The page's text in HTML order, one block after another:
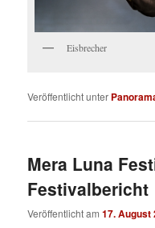
Eisbrecher
Veröffentlicht unter
Mera Luna
Festivalbericht
Veröffentlicht am17. August